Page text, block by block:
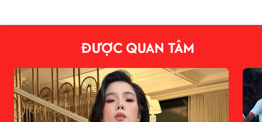
ĐƯỢC QUAN TÂM